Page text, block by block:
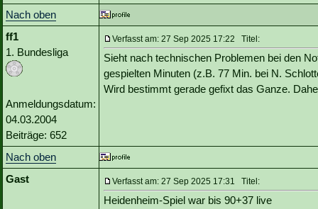
Nach oben
ff1
1. Bundesliga
Anmeldungsdatum:
04.03.2004
Beiträge: 652
Verfasst am: 27 Sep 2025 17:22 Titel:
Sieht nach technischen Problemen bei den
gespielten Minuten (z.B. 77 Min. bei N.
Wird bestimmt gerade gefixt das Ganze.
Nach oben
Gast
Verfasst am: 27 Sep 2025 17:31 Titel:
Heidenheim-Spiel war bis 90+37 live